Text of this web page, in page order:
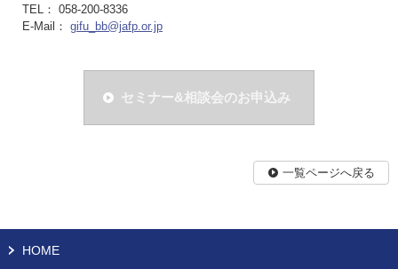
TEL： 058-200-8336
E-Mail： gifu_bb@jafp.or.jp
セミナー&相談会のお申込み
一覧ページへ戻る
HOME